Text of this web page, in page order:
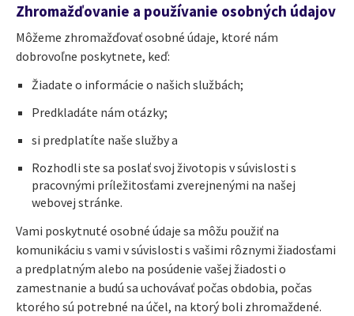
Zhromažďovanie a používanie osobných údajov
Môžeme zhromažďovať osobné údaje, ktoré nám
dobrovoľne poskytnete, keď:
Žiadate o informácie o našich službách;
Predkladáte nám otázky;
si predplatíte naše služby a
Rozhodli ste sa poslať svoj životopis v súvislosti s
pracovnými príležitosťami zverejnenými na našej
webovej stránke.
Vami poskytnuté osobné údaje sa môžu použiť na
komunikáciu s vami v súvislosti s vašimi rôznymi žiadosťami
a predplatným alebo na posúdenie vašej žiadosti o
zamestnanie a budú sa uchovávať počas obdobia, počas
ktorého sú potrebné na účel, na ktorý boli zhromaždené.